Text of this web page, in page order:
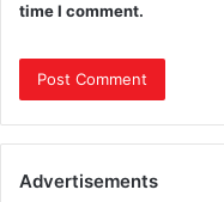
time I comment.
Advertisements